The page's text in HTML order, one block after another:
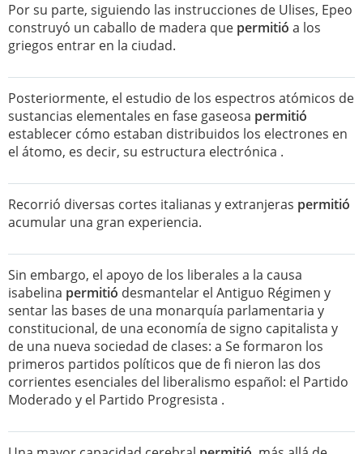
Por su parte, siguiendo las instrucciones de Ulises, Epeo
construyó un caballo de madera que permitió a los
griegos entrar en la ciudad.
Posteriormente, el estudio de los espectros atómicos de
sustancias elementales en fase gaseosa permitió
establecer cómo estaban distribuidos los electrones en
el átomo, es decir, su estructura electrónica .
Recorrió diversas cortes italianas y extranjeras permitió
acumular una gran experiencia.
Sin embargo, el apoyo de los liberales a la causa
isabelina permitió desmantelar el Antiguo Régimen y
sentar las bases de una monarquía parlamentaria y
constitucional, de una economía de signo capitalista y
de una nueva sociedad de clases: a Se formaron los
primeros partidos políticos que de fi nieron las dos
corrientes esenciales del liberalismo español: el Partido
Moderado y el Partido Progresista .